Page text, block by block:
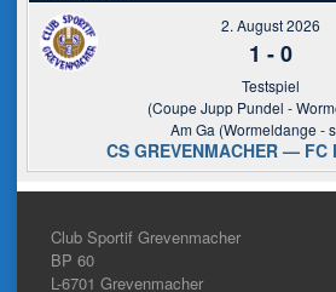
2. August 2026
1 -0
Testspiel
(Coupe Jupp Pundel -
Am Ga (Wormeldange -
CS GREVENMACHER — FC
Club Sportif Grevenmacher
BP 60
L-6701 Grevenmacher